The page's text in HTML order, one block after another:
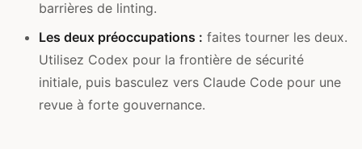
barrières de linting.
Les deux préoccupations : faites tourner les deux.
Utilisez Codex pour la frontière de sécurité
initiale, puis basculez vers Claude Code pour une
revue à forte gouvernance.